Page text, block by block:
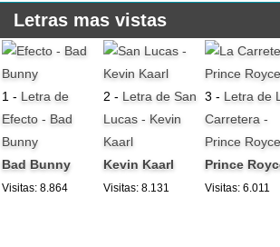
Letras mas vistas
1 - Letra de
Efecto - Bad
Bunny
Bad Bunny
Visitas: 8.864
2 - Letra de San
Lucas - Kevin
Kaarl
Kevin Kaarl
Visitas: 8.131
3 - Letra de
Carretera -
Prince Royce
Prince
Visitas: 6.011